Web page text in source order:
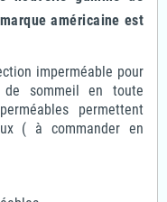
américaine est
imperméable pour
sommeil en toute
permettent
( à commander en